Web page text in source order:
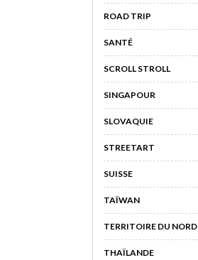
ROAD TRIP
SANTÉ
SCROLL STROLL
SINGAPOUR
SLOVAQUIE
STREETART
SUISSE
TAÏWAN
TERRITOIRE DU NORD
THAÏLANDE